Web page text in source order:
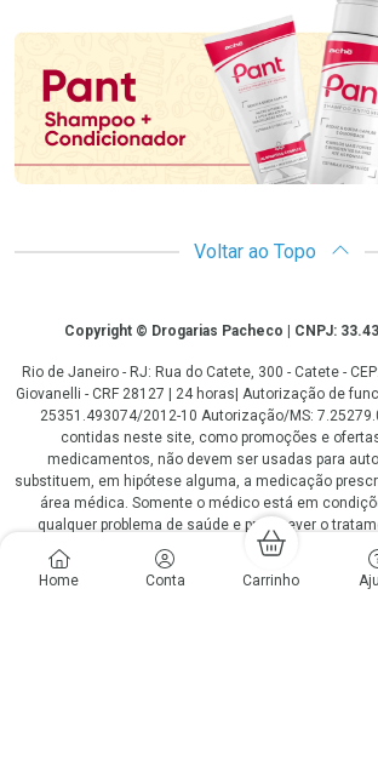
Home Conta Carrinho
Voltar ao Topo
CopyrightCopyright © Drogarias Pacheco | CNPJ:
Rio de Janeiro - RJ: Rua do Catete, 300 - Catete -
Giovanelli - CRF 28127 | 24 horas| Autorização de
25351.493074/2012-10 Autorização/MS:
contidas neste site, como promoções e
medicamentos, não devem ser usadas para
substituem, em hipótese alguma, a medicação
área médica. Somente o médico está em
qualquer problema de saúde e prescrever o
preços e as promoções são válidos apenas para
fotos contidas em nosso site são meramente
disponibilidade sujeitos a alterações no decorrer